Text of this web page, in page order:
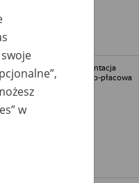
dokumentacja
osobowo-płacowa
w